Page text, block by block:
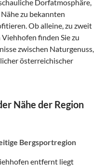
Dorfatmosphäre,
zu bekannten
Ob alleine, zu zweit
finden Sie zu
zwischen Naturgenuss,
österreichischer
Nähe der Region
Bergsportregion
entfernt liegt